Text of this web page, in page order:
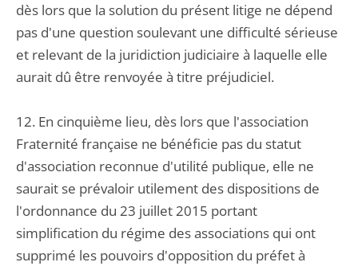
dès lors que la solution du présent litige ne dépend
pas d'une question soulevant une difficulté sérieuse
et relevant de la juridiction judiciaire à laquelle elle
aurait dû être renvoyée à titre préjudiciel.
12. En cinquième lieu, dès lors que l'association
Fraternité française ne bénéficie pas du statut
d'association reconnue d'utilité publique, elle ne
saurait se prévaloir utilement des dispositions de
l'ordonnance du 23 juillet 2015 portant
simplification du régime des associations qui ont
supprimé les pouvoirs d'opposition du préfet à